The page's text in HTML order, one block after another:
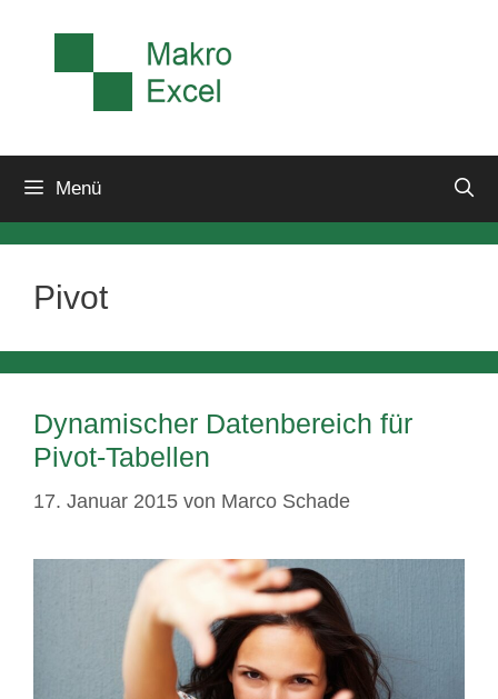
Menü
Pivot
Dynamischer Datenbereich für
Pivot-Tabellen
17. Januar 2015 von Marco Schade